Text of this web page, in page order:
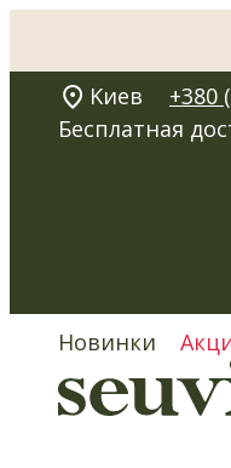
Kиев
+380
Бесплатная
Новинки